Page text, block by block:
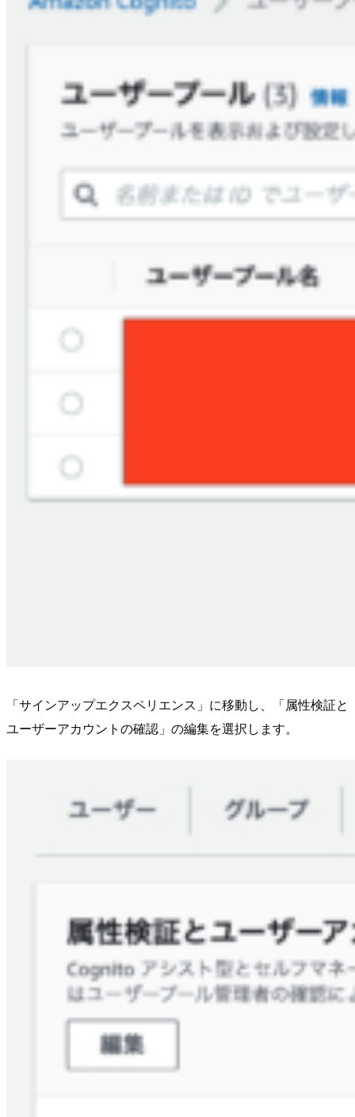
「サインアップエクスペリエンス」に移動し、「属性検証と
ユーザーアカウントの確認」の編集を選択します。